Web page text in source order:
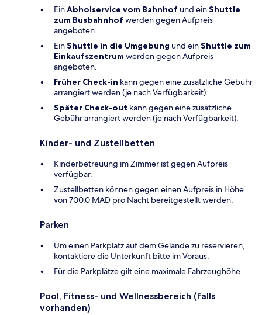
EinAbholservice vom Bahnhof und einShuttle
zum Busbahnhof werden gegen Aufpreis
angeboten.
EinShuttle in die Umgebung und einShuttle zum
Einkaufszentrum werden gegen Aufpreis
angeboten.
Früher Check-in kann gegen eine zusätzliche Gebühr
arrangiert werden (je nach Verfügbarkeit).
Später Check-out kann gegen eine zusätzliche
Gebühr arrangiert werden (je nach Verfügbarkeit).
Kinder- und Zustellbetten
Kinderbetreuung im Zimmer ist gegen Aufpreis
verfügbar.
Zustellbetten können gegen einen Aufpreis in Höhe
von 700.0 MAD pro Nacht bereitgestellt werden.
Parken
Um einen Parkplatz auf dem Gelände zu reservieren,
kontaktiere die Unterkunft bitte im Voraus.
Für die Parkplätze gilt eine maximale Fahrzeughöhe.
Pool, Fitness- und Wellnessbereich (falls
vorhanden)